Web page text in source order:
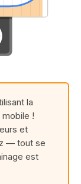
la
!
et
— tout se
est